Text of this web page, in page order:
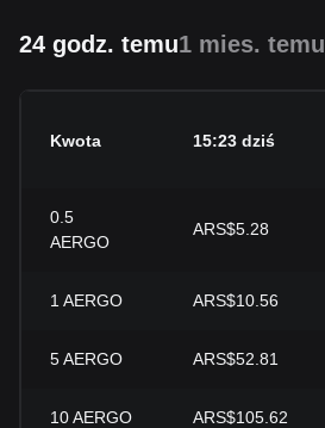
24 godz. temu1 mies. temu
Kwota 15:23 dziś
0.5
AERGO
ARS$5.28
1 AERGO ARS$10.56
5AERGO ARS$52.81
10AERGO ARS$105.62